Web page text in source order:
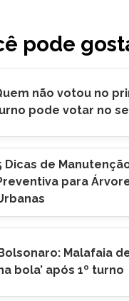
pode
não votou no
pode votar no
Dicas de
para
Malafaia
bola’ após 1º turno